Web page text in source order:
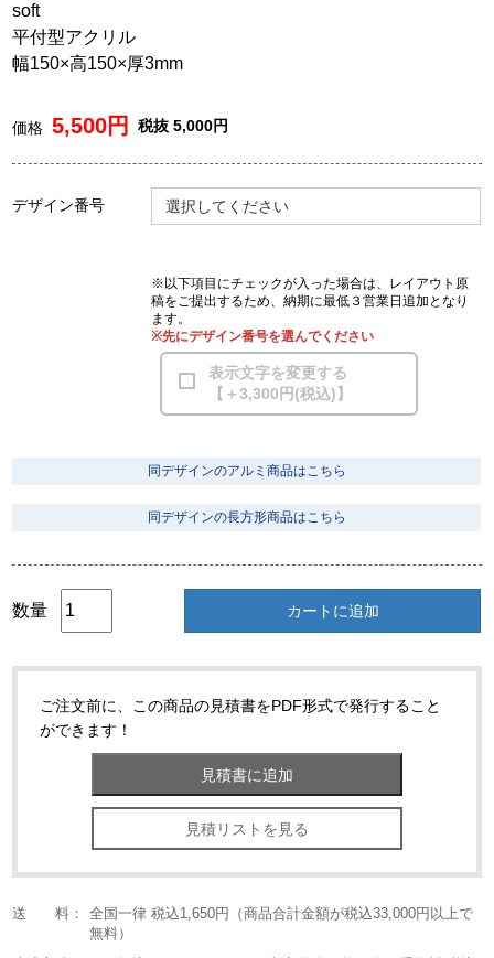
soft
平付型アクリル
幅150×高150×厚3mm
価格5,500円 税抜 5,000円
デザイン番号 選択してください
※以下項目にチェックが入った場合は、レイアウト原
稿をご提出するため、納期に最低３営業日追加となり
ます。
※先にデザイン番号を選んでください
表示文字を変更する
【＋3,300円(税込)】
同デザインのアルミ商品はこちら
同デザインの長方形商品はこちら
数量 カートに追加
ご注文前に、この商品の見積書をPDF形式で発行すること
ができます！
見積リストを見る
送 料：
全国一律 税込1,650円（商品合計金額が税込33,000円以上で
無料）